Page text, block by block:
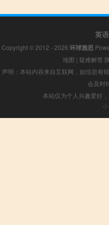
英
Copyright © 2012 - 2026 环球雅思
地图 | 疑难解答
声明：本站内容来自互联网，如信息有
会及时
本站仅为个人兴趣爱好